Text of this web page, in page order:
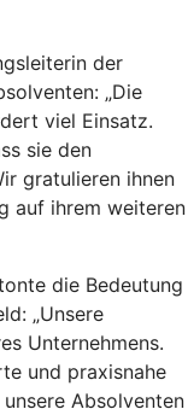
der
„Die
viel Einsatz.
sie den
gratulieren ihnen
auf ihrem weiteren
die Bedeutung
„Unsere
Unternehmens.
und praxisnahe
Absolventen